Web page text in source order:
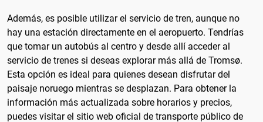
Además, es posible utilizar el servicio de tren, aunque no
hay una estación directamente en el aeropuerto. Tendrías
que tomar un autobús al centro y desde allí acceder al
servicio de trenes si deseas explorar más allá de Tromsø.
Esta opción es ideal para quienes desean disfrutar del
paisaje noruego mientras se desplazan. Para obtener la
información más actualizada sobre horarios y precios,
puedes visitar el sitio web oficial de transporte público de